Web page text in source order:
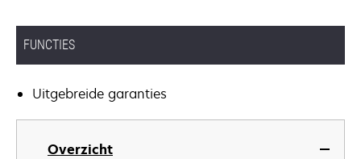
FUNCTIES
Uitgebreide garanties
Overzicht